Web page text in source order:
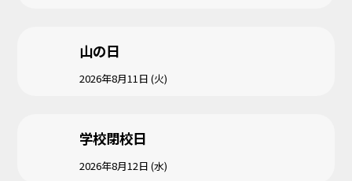
山の日
2026年8月11日 (火)
学校閉校日
2026年8月12日 (水)